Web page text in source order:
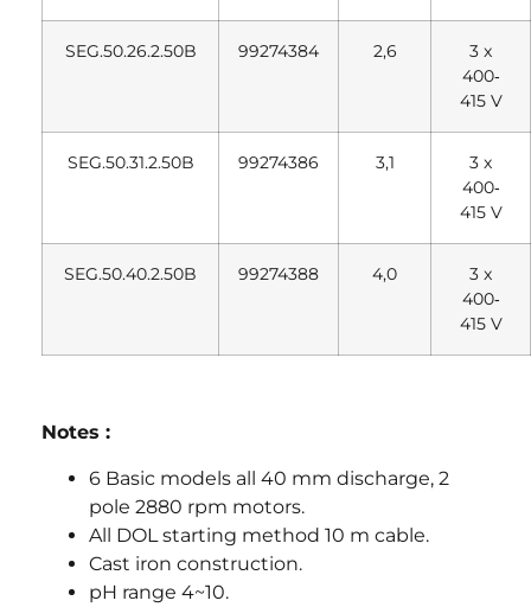
SEG.50.26.2.50B 99274384 2,6
3 x
400‐
415 V
SEG.50.31.2.50B 99274386 3,1
3 x
400‐
415 V
SEG.50.40.2.50B 99274388 4,0
3 x
400‐
415 V
Notes :
6 Basic models all 40 mm discharge, 2
pole 2880 rpm motors.
All DOL starting method 10 m cable.
Cast iron construction.
pH range 4~10.